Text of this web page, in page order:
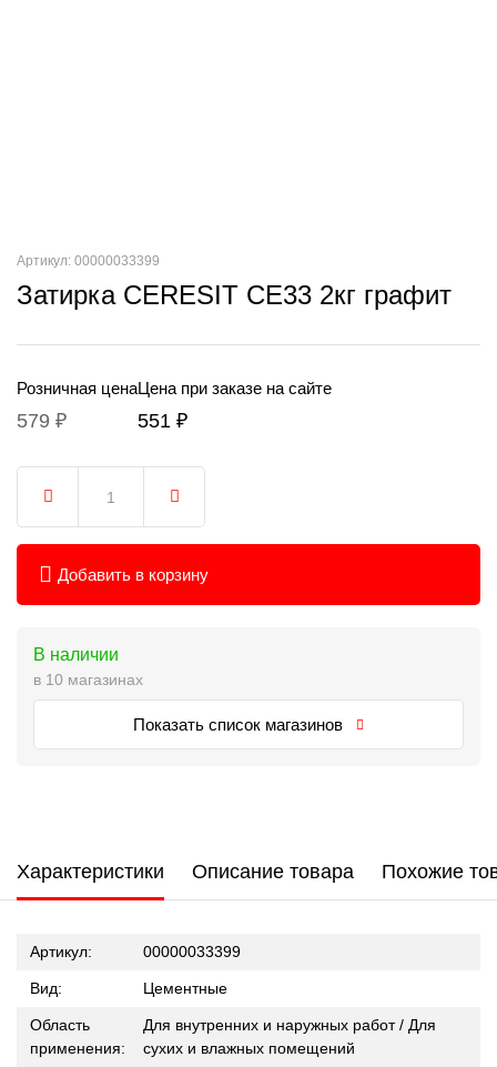
Артикул: 00000033399
Затирка CERESIT CE33 2кг графит
Розничная цена
579 ₽
Цена при заказе на сайте
551 ₽
Добавить в корзину
В наличии
в 10 магазинах
Показать список магазинов
Характеристики Описание товара Похожие
Артикул: 00000033399
Вид: Цементные
Область
применения:
Для внутренних и наружных работ / Для
сухих и влажных помещений